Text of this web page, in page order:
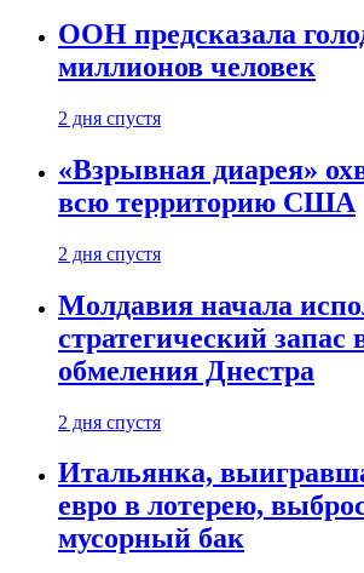
ООН предсказала
миллионов человек
2 дня спустя
«Взрывная диарея»
всю территорию США
2 дня спустя
Молдавия начала
стратегический запас
обмеления Днестра
2 дня спустя
Итальянка,
евро в лотерею,
мусорный бак